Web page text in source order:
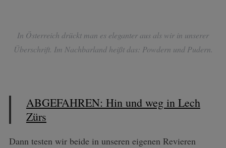
In Österreich drückt man es eleganter aus als wir in unserer
Überschrift. Im Nachbarland heißt das: Powdern und Pudern.
ABGEFAHREN: Hin und weg in Lech
Zürs
Dann testen wir beide in unseren eigenen Revieren